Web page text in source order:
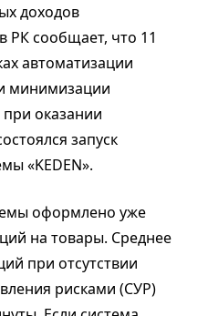
доходов
РК сообщает, что 11
автоматизации
минимизации
оказании
запуск
«KEDEN».
оформлено уже
на товары. Среднее
при отсутствии
рисками (СУР)